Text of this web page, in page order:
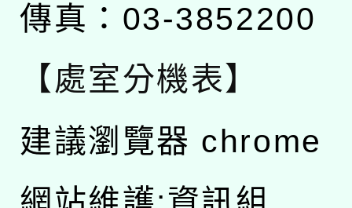
傳真：03-3852200
【處室分機表】
建議瀏覽器 chrome